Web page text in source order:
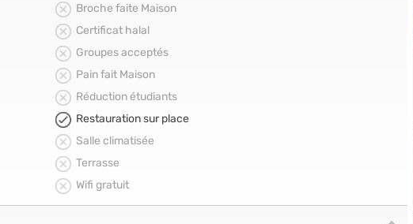
Broche faite Maison
Certificat halal
Groupes acceptés
Pain fait Maison
Réduction étudiants
Restauration sur place
Salle climatisée
Terrasse
Wifi gratuit